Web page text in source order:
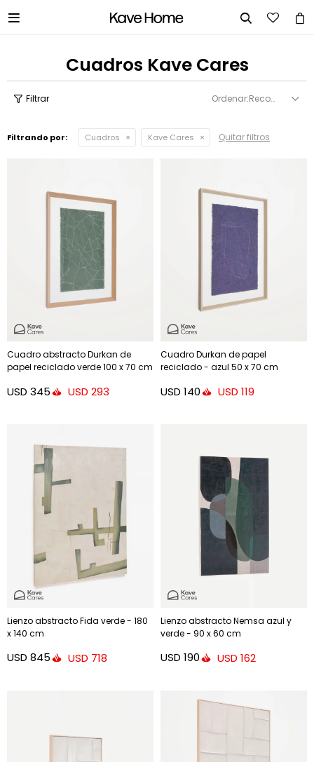
 
Cuadros Kave Cares
Recomendados
Filtrando por: Cuadros Kave Cares Quitar filtros
Cuadro abstracto Durkan de
papel reciclado verde 100 x 70 cm
USD 345 USD 293
Cuadro Durkan de papel
reciclado - azul 50 x 70 cm
USD 140 USD 119
Lienzo abstracto Fida verde - 180
x 140 cm
USD 845 USD 718
Lienzo abstracto Nemsa azul y
verde - 90 x 60 cm
USD 190 USD 162